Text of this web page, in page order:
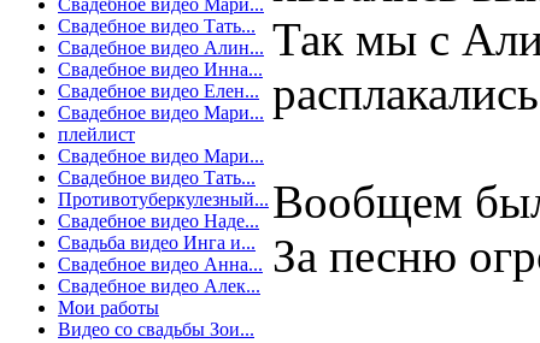
Свадебное видео Мари...
Свадебное видео Тать...
Свадебное видео Алин...
Свадебное видео Инна...
Свадебное видео Елен...
Свадебное видео Мари...
плейлист
Свадебное видео Мари...
Свадебное видео Тать...
Противотуберкулезный...
Свадебное видео Наде...
Свадьба видео Инга и...
Свадебное видео Анна...
Свадебное видео Алек...
Мои работы
Видео со свадьбы Зои...
Так мы с
Вообщем
За песню